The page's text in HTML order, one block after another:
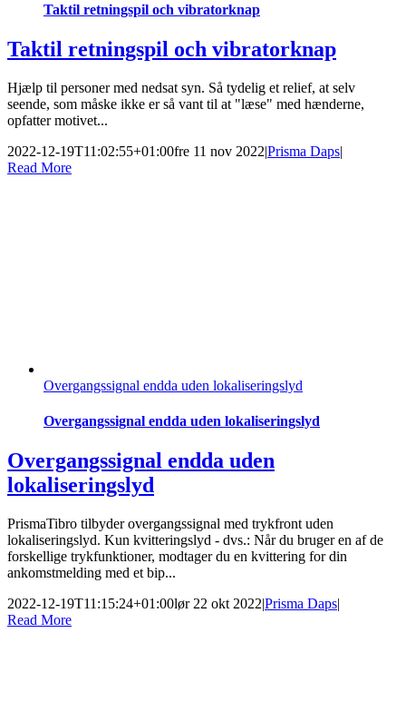
Taktil retningspil och vibratorknap
Taktil retningspil och vibratorknap
Hjælp til personer med nedsat syn. Så tydelig et relief, at selv
seende, som måske ikke er så vant til at "læse" med hænderne,
opfatter motivet...
2022-12-19T11:02:55+01:00fre 11 nov 2022|Prisma Daps|
Read More
Overgangssignal endda uden lokaliseringslyd
Overgangssignal endda uden lokaliseringslyd
Overgangssignal endda uden
lokaliseringslyd
PrismaTibro tilbyder overgangssignal med trykfront uden
lokaliseringslyd. Kun kvitteringslyd - dvs.: Når du bruger en af de
forskellige trykfunktioner, modtager du en kvittering for din
ankomstmelding med et bip...
2022-12-19T11:15:24+01:00lør 22 okt 2022|Prisma Daps|
Read More